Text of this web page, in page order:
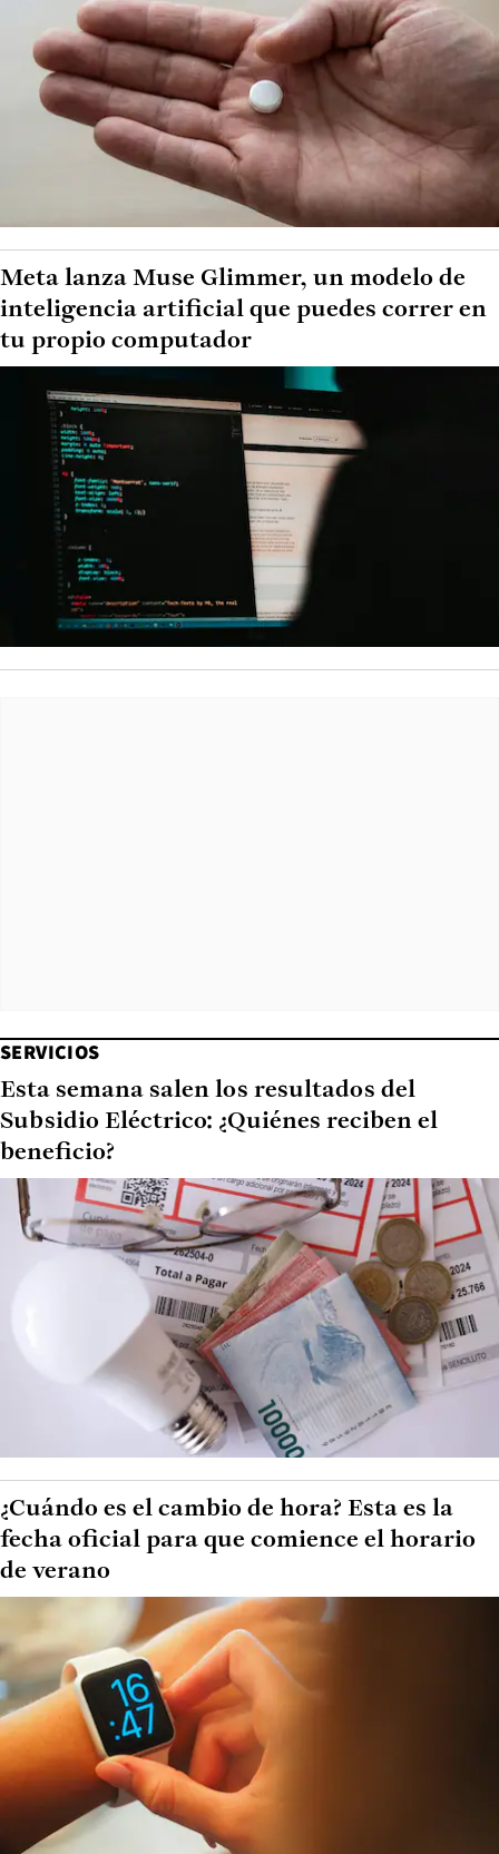
Meta lanza Muse Glimmer, un modelo de
inteligencia artificial que puedes correr en
tu propio computador
SERVICIOS
Esta semana salen los resultados del
Subsidio Eléctrico: ¿Quiénes reciben el
beneficio?
¿Cuándo es el cambio de hora? Esta es la
fecha oficial para que comience el horario
de verano